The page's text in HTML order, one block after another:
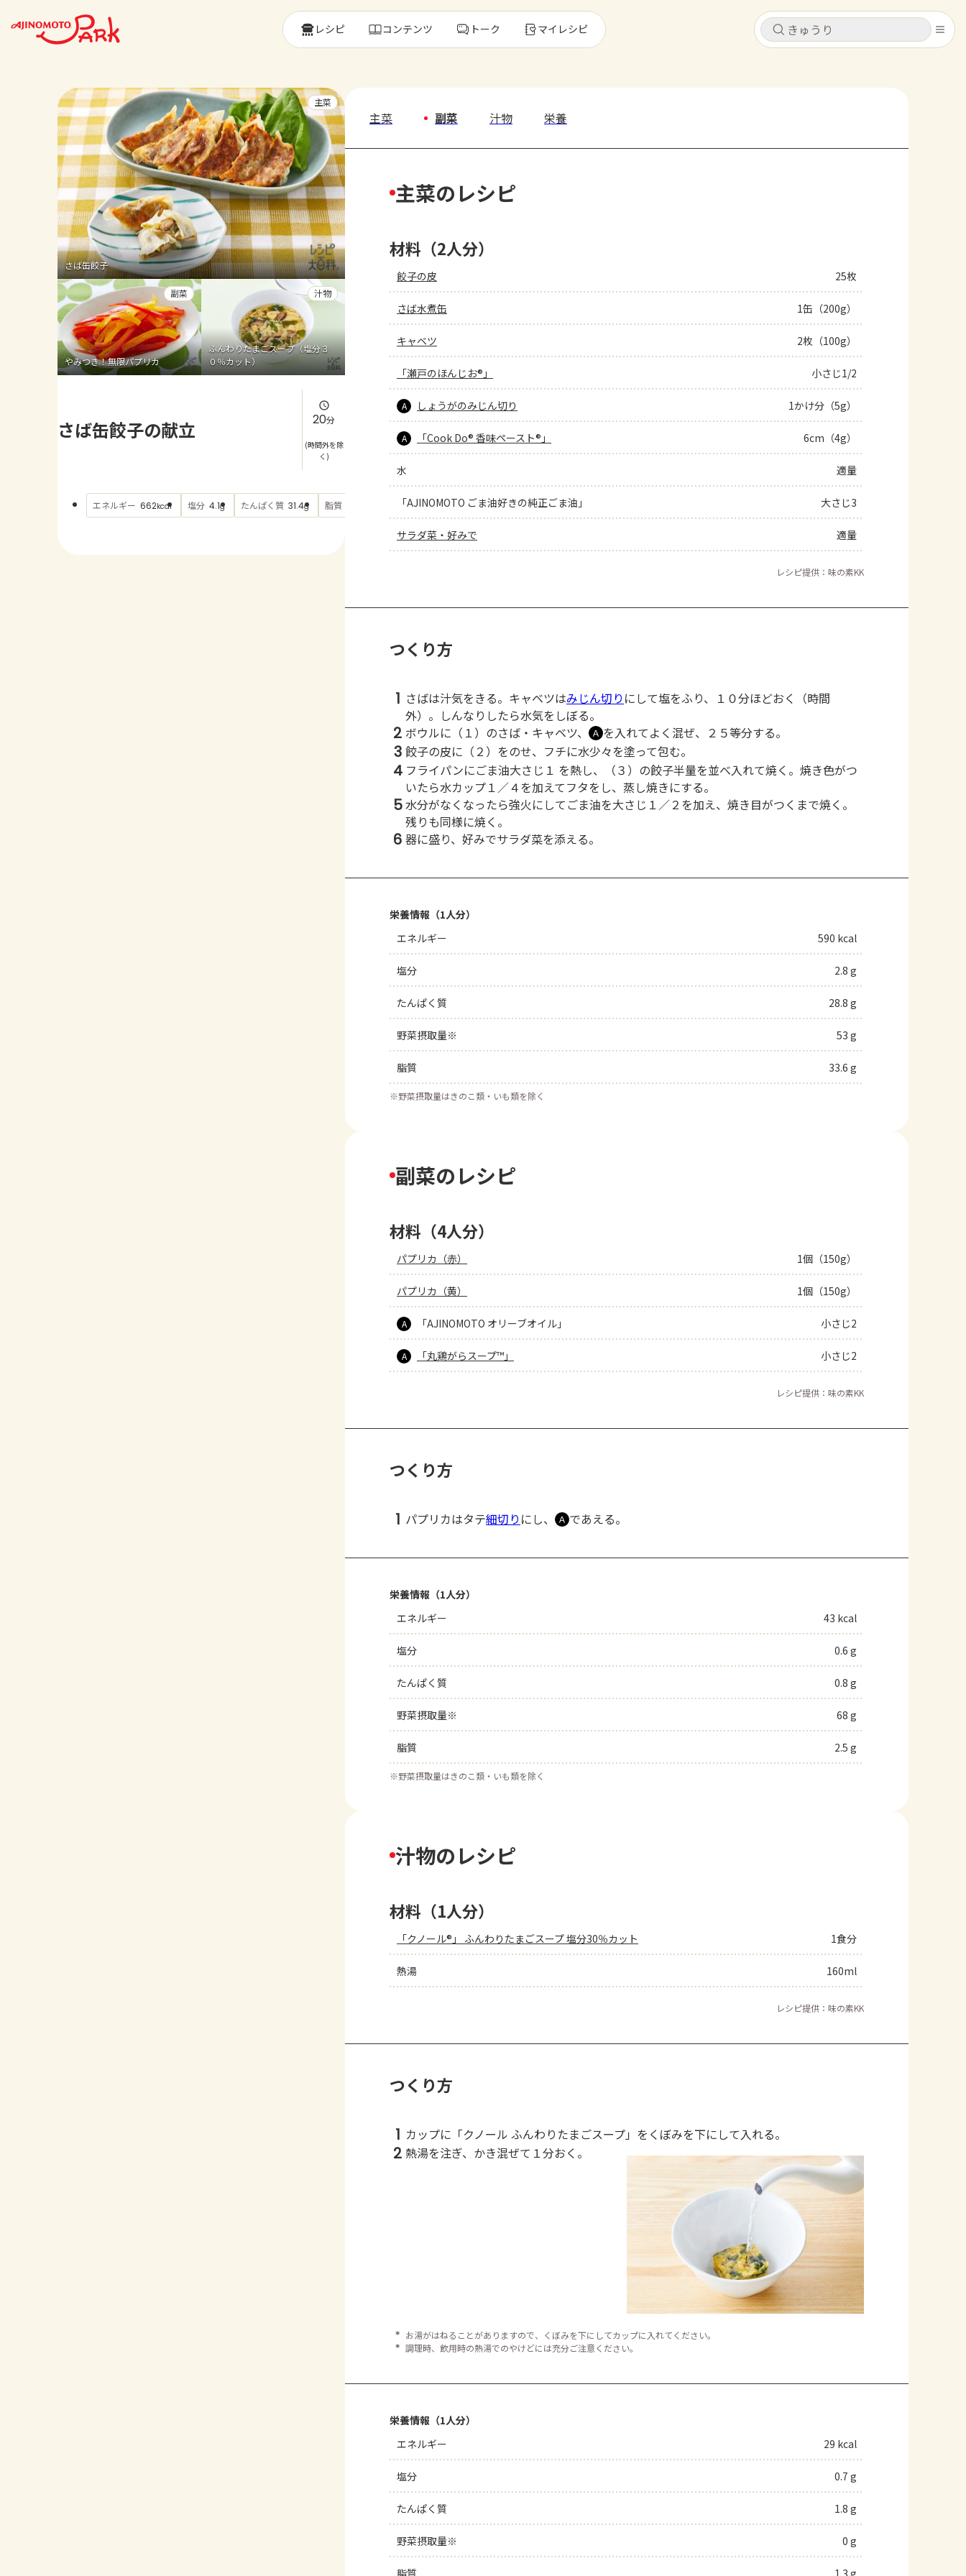
キャンセル
よくあるお問い合わせ
お買い物
キャンセル
レシピ コンテンツ トーク マイレシピ
さば缶餃子
主菜
やみつき！無限パプリカ
副菜
ふんわりたまごスープ（塩分３
０％カット）
汁物
さば缶餃子の献立 20分
(時間外を除
く)
エネルギー 662kcal 塩分 4.1g たんぱく質 31.4g 脂質 もっと見る
主菜 副菜 汁物 栄養
主菜のレシピ
材料（2人分）
餃子の皮 25枚
さば水煮缶 1缶（200g）
キャベツ 2枚（100g）
「瀬戸のほんじお®」 小さじ1/2
A しょうがのみじん切り 1かけ分（5g）
A 「Cook Do® 香味ペースト®」 6cm（4g）
水 適量
「AJINOMOTO ごま油好きの純正ごま油」 大さじ3
サラダ菜・好みで 適量
レシピ提供：味の素KK
つくり方
1 さばは汁気をきる。キャベツはみじん切り にして塩をふり、１０分ほどおく（時間
外）。しんなりしたら水気をしぼる。
2 ボウルに（１）のさば・キャベツ、 Ａ を入れてよく混ぜ、２５等分する。
3 餃子の皮に（２）をのせ、フチに水少々を塗って包む。
4 フライパンにごま油大さじ１ を熱し、（３）の餃子半量を並べ入れて焼く。焼き色がつ
いたら水カップ１／４を加えてフタをし、蒸し焼きにする。
5水分がなくなったら強火にしてごま油を大さじ１／２を加え、焼き目がつくまで焼く。
残りも同様に焼く。
6 器に盛り、好みでサラダ菜を添える。
栄養情報（1人分）
エネルギー
590 kcal
塩分 2.8 g
たんぱく質 28.8 g
野菜摂取量※ 53 g
脂質 33.6 g
※野菜摂取量はきのこ類・いも類を除く
副菜のレシピ
材料（4人分）
パプリカ（赤） 1個（150g）
パプリカ（黄） 1個（150g）
A 「AJINOMOTO オリーブオイル」 小さじ2
A 「丸鶏がらスープ™」 小さじ2
レシピ提供：味の素KK
つくり方
1 パプリカはタテ細切り にし、 Ａ であえる。
栄養情報（1人分）
エネルギー
43 kcal
塩分 0.6 g
たんぱく質 0.8 g
野菜摂取量※ 68 g
脂質 2.5 g
※野菜摂取量はきのこ類・いも類を除く
汁物のレシピ
材料（1人分）
「クノール®」 ふんわりたまごスープ 塩分30％カット 1食分
熱湯 160ml
レシピ提供：味の素KK
つくり方
1 カップに「クノール ふんわりたまごスープ」をくぼみを下にして入れる。
2 熱湯を注ぎ、かき混ぜて１分おく。
＊ お湯がはねることがありますので、くぼみを下にしてカップに入れてください。
＊ 調理時、飲用時の熱湯でのやけどには充分ご注意ください。
栄養情報（1人分）
エネルギー
29 kcal
塩分 0.7 g
たんぱく質 1.8 g
野菜摂取量※ 0 g
脂質 1.3 g